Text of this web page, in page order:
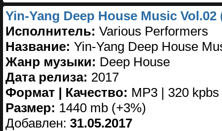
Yin-Yang Deep House Music Vol.02
Исполнитель: Various Performers
Название: Yin-Yang Deep House
Жанр музыки: Deep House
Дата релиза: 2017
Формат | Качество: MP3 | 320 kpbs
Размер: 1440 mb (+3%)
Добавлен: 31.05.2017